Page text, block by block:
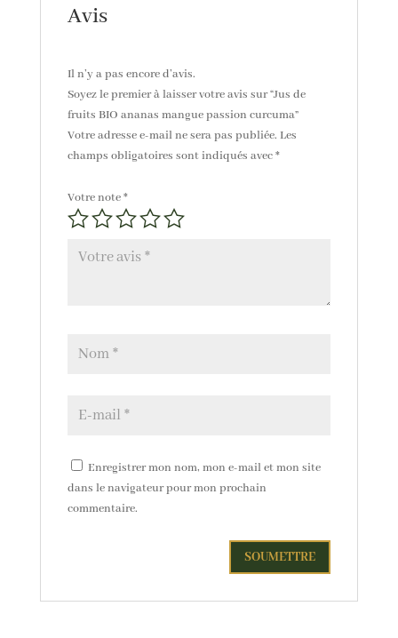
Avis
Il n’y a pas encore d’avis.
Soyez le premier à laisser votre avis sur “Jus de
fruits BIO ananas mangue passion curcuma”
Votre adresse e-mail ne sera pas publiée. Les
champs obligatoires sont indiqués avec*
Votre note*
Enregistrer mon nom, mon e-mail et mon site
dans le navigateur pour mon prochain
commentaire.